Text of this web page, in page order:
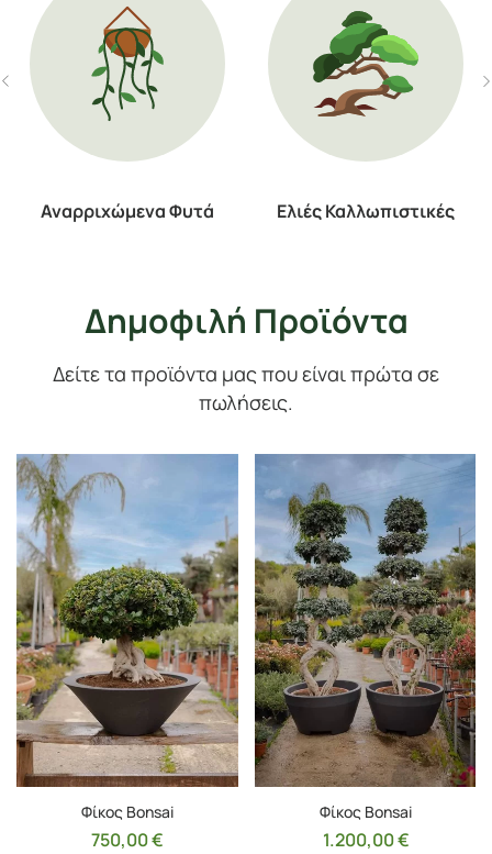
Αναρριχώμενα Φυτά Ελιές Καλλωπιστικές
Δημοφιλή Προϊόντα
Δείτε τα προϊόντα μας που είναι πρώτα σε
πωλήσεις.
Φίκος Bonsai
750,00€
Φίκος Bonsai
1.200,00€